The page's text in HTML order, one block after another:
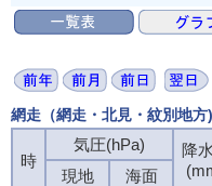
網走（網走・北見・紋別地
時
気圧(hPa)
降
現地
海面